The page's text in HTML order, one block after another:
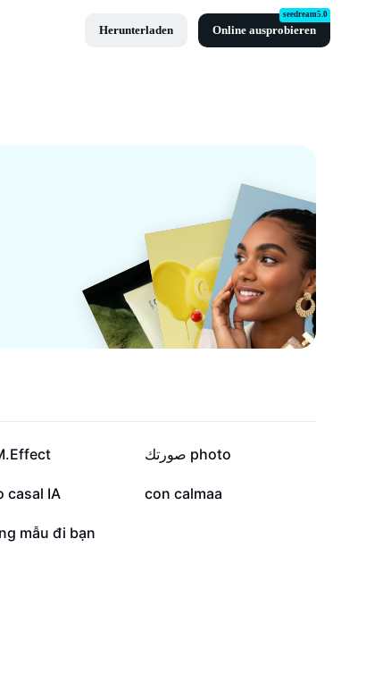
Herunterladen Online ausprobieren
seedream5.0
156.273صورتك photo
casal IA 57.012
con calmaa
mẫu đi bạn